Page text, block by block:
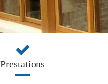
Prestations